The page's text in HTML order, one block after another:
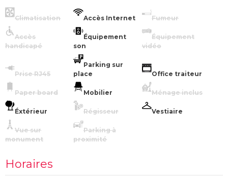
Climatisation Accès Internet Fumeur
Accès
handicapé
Équipement
son
Équipement
vidéo
Prise RJ45
Parking sur
place
Office traiteur
Paper board Mobilier Ménage inclus
Éxtérieur Régisseur Vestiaire
Vue sur
monument
Parking à
proximité
Horaires